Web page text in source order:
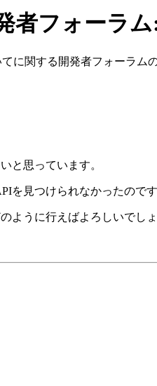
者フォーラ
に関する開発者フォーラ
と思っています。
を見つけられなかったので
ように行えばよろしいでし